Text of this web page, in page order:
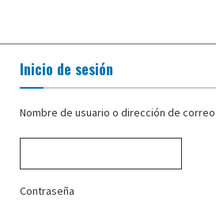
Inicio de sesión
Nombre de usuario o dirección de
Contraseña